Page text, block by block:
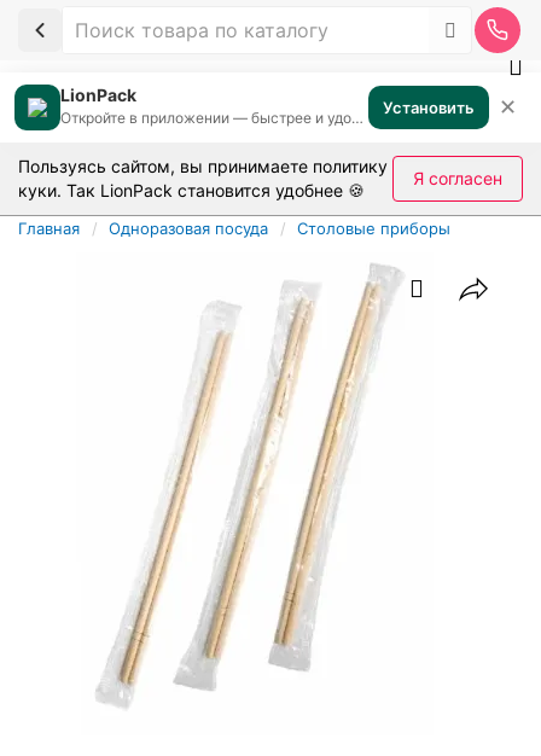
LionPack
Откройте в приложении — быстрее и удобнее Установить ✕
Пользуясь сайтом, вы принимаете политику
куки. Так LionPack становится удобнее 🍪
Я согласен
Главная Одноразовая посуда Столовые приборы